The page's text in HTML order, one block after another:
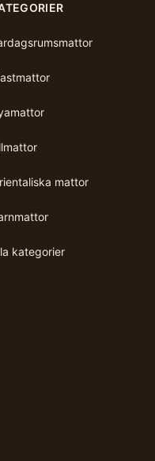
mattor
kategorier